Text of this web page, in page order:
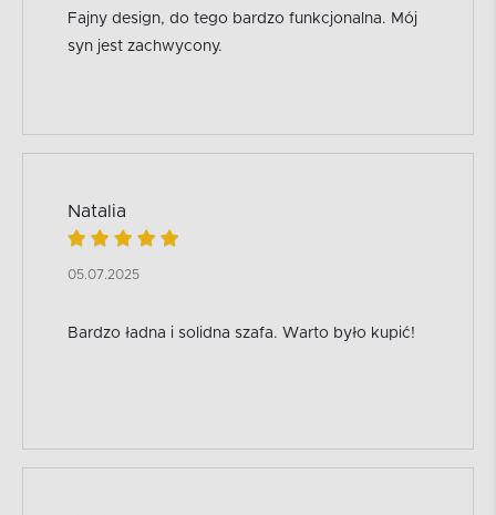
Fajny design, do tego bardzo funkcjonalna. Mój
syn jest zachwycony.
Natalia
05.07.2025
Bardzo ładna i solidna szafa. Warto było kupić!